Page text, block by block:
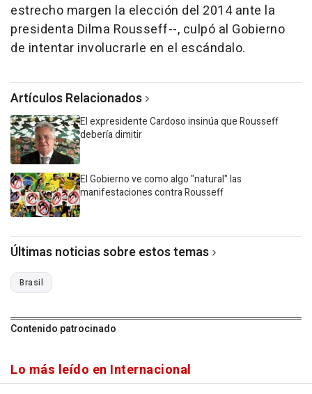
estrecho margen la elección del 2014 ante la
presidenta Dilma Rousseff--, culpó al Gobierno
de intentar involucrarle en el escándalo.
Artículos Relacionados
El expresidente Cardoso insinúa que Rousseff
debería dimitir
El Gobierno ve como algo "natural" las
manifestaciones contra Rousseff
Últimas noticias sobre estos temas
Brasil
Contenido patrocinado
Lo más leído en Internacional